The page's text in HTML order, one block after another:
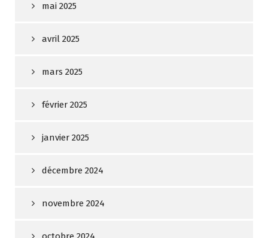
mai 2025
avril 2025
mars 2025
février 2025
janvier 2025
décembre 2024
novembre 2024